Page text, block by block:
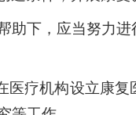
助下，应当努力进
疗机构设立康复